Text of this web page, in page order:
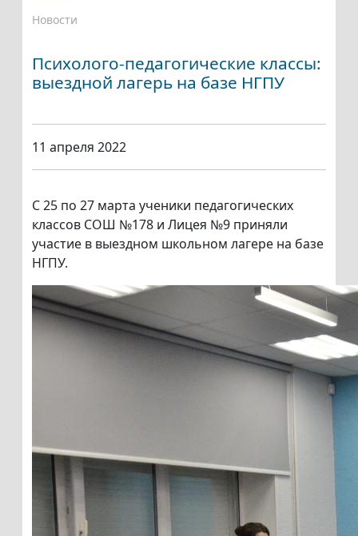
Новости
Психолого-педагогические классы:
выездной лагерь на базе НГПУ
11 апреля 2022
С 25 по 27 марта ученики педагогических
классов СОШ №178 и Лицея №9 приняли
участие в выездном школьном лагере на базе
НГПУ.